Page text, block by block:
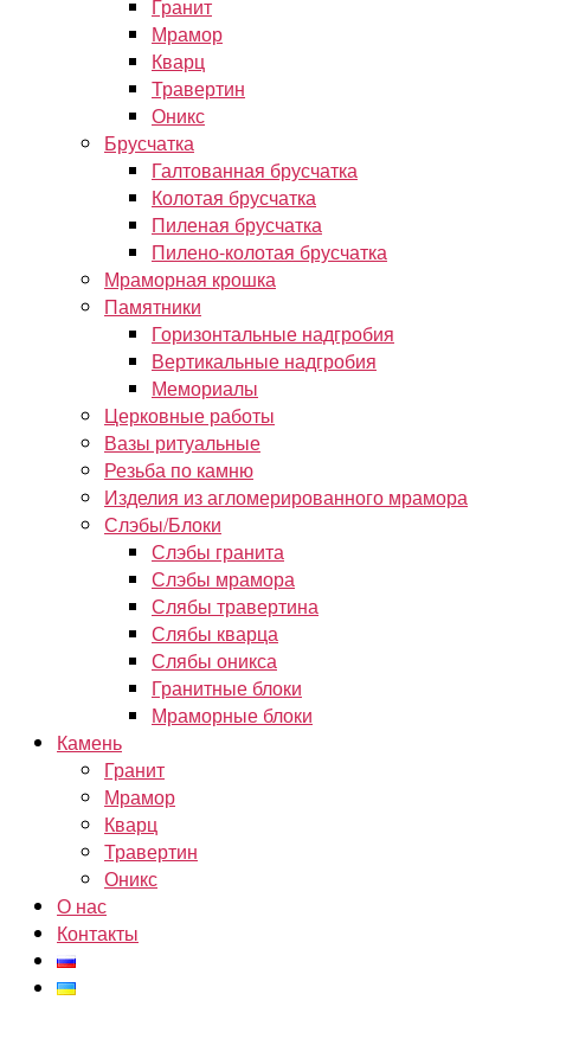
Гранит
Мрамор
Кварц
Травертин
Оникс
Брусчатка
Галтованная брусчатка
Колотая брусчатка
Пиленая брусчатка
Пилено-колотая брусчатка
Мраморная крошка
Памятники
Горизонтальные надгробия
Вертикальные надгробия
Мемориалы
Церковные работы
Вазы ритуальные
Резьба по камню
Изделия из агломерированного мрамора
Слэбы/Блоки
Слэбы гранита
Слэбы мрамора
Слябы травертина
Слябы кварца
Слябы оникса
Гранитные блоки
Мраморные блоки
Камень
Гранит
Мрамор
Кварц
Травертин
Оникс
О нас
Контакты